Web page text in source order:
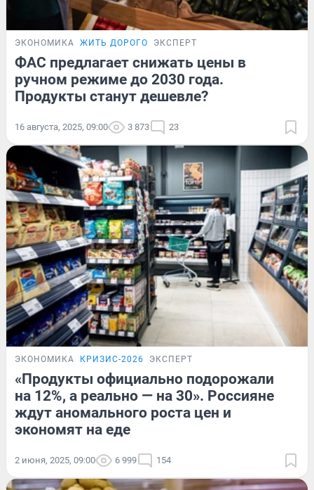
ЭКОНОМИКА ЖИТЬ ДОРОГО ЭКСПЕРТ
ФАС предлагает снижать цены в
ручном режиме до 2030 года.
Продукты станут дешевле?
16 августа, 2025, 09:00 3 873 23
ЭКОНОМИКА КРИЗИС-2026 ЭКСПЕРТ
«Продукты официально подорожали
на 12%, а реально — на 30». Россияне
ждут аномального роста цен и
экономят на еде
2 июня, 2025, 09:00 6 999 154